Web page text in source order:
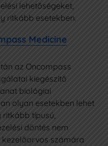
lehetőségeket,
ritkább esetekben.
Medicine
az Oncompass
kiegészítő
biológiai
olyan esetekben lehet
ritkább típusú,
döntés nem
kezelőorvos számára